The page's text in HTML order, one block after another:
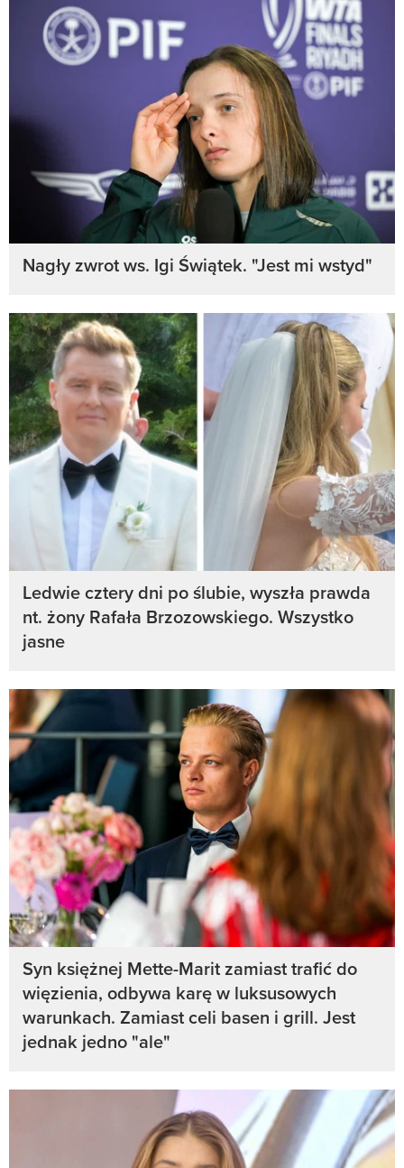
Nagły zwrot ws. Igi Świątek. "Jest mi wstyd"
Ledwie cztery dni po ślubie, wyszła prawda
nt. żony Rafała Brzozowskiego. Wszystko
jasne
Syn księżnej Mette-Marit zamiast trafić do
więzienia, odbywa karę w luksusowych
warunkach. Zamiast celi basen i grill. Jest
jednak jedno "ale"